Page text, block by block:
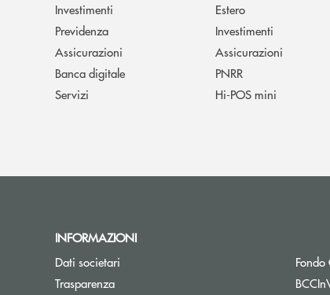
Investimenti
Previdenza
Assicurazioni
Banca digitale
Servizi
Estero
Investimenti
Assicurazioni
PNRR
Hi-POS mini
INFORMAZIONI
Dati societari
Trasparenza